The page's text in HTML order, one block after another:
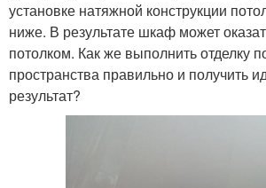
установке натяжной конструкции
ниже. В результате шкаф может
потолком. Как же выполнить отделку
пространства правильно и получить
результат?